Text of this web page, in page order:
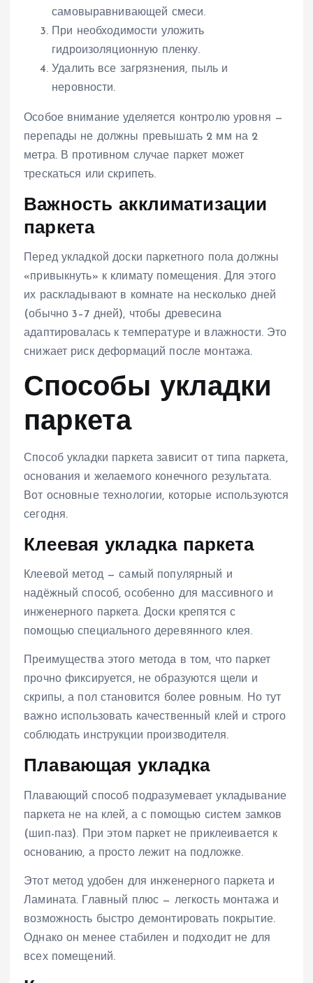
самовыравнивающей смеси.
При необходимости уложить
гидроизоляционную пленку.
Удалить все загрязнения, пыль и
неровности.
Особое внимание уделяется контролю уровня —
перепады не должны превышать 2 мм на 2
метра. В противном случае паркет может
трескаться или скрипеть.
Важность акклиматизации
паркета
Перед укладкой доски паркетного пола должны
«привыкнуть» к климату помещения. Для этого
их раскладывают в комнате на несколько дней
(обычно 3–7 дней), чтобы древесина
адаптировалась к температуре и влажности. Это
снижает риск деформаций после монтажа.
Способы укладки
паркета
Способ укладки паркета зависит от типа паркета,
основания и желаемого конечного результата.
Вот основные технологии, которые используются
сегодня.
Клеевая укладка паркета
Клеевой метод — самый популярный и
надёжный способ, особенно для массивного и
инженерного паркета. Доски крепятся с
помощью специального деревянного клея.
Преимущества этого метода в том, что паркет
прочно фиксируется, не образуются щели и
скрипы, а пол становится более ровным. Но тут
важно использовать качественный клей и строго
соблюдать инструкции производителя.
Плавающая укладка
Плавающий способ подразумевает укладывание
паркета не на клей, а с помощью систем замков
(шип-паз). При этом паркет не приклеивается к
основанию, а просто лежит на подложке.
Этот метод удобен для инженерного паркета и
Ламината. Главный плюс — легкость монтажа и
возможность быстро демонтировать покрытие.
Однако он менее стабилен и подходит не для
всех помещений.